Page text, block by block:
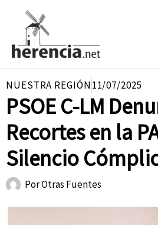
contenido
NUESTRA REGIÓN11/07/2025
PSOE C-LM
Recortes en la
Silencio
PorOtras Fuentes